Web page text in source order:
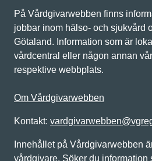
På Vårdgivarwebben finns
jobbar inom hälso- och sjukvård
Götaland. Information som är
vårdcentral eller någon annan
respektive webbplats.
Om Vårdgivarwebben
Kontakt:
Innehållet på Vårdgivarwebben
vårdgivare. Söker du information